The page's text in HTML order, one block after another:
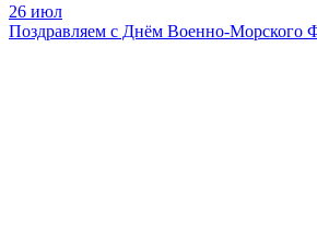
26 июл
Поздравляем с Днём Военно-Морского